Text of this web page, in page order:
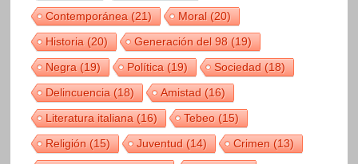
Contemporánea(21) Moral(20)
Historia(20) Generación del 98(19)
Negra(19) Política(19) Sociedad(18)
Delincuencia(18) Amistad(16)
Literatura italiana(16) Tebeo(15)
Religión(15) Juventud(14) Crimen(13)